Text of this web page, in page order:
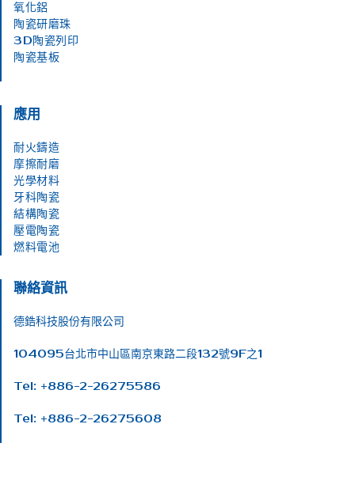
氧化鋁
陶瓷研磨珠
3D陶瓷列印
陶瓷基板
應用
耐火鑄造
摩擦耐磨
光學材料
牙科陶瓷
結構陶瓷
壓電陶瓷
燃料電池
聯絡資訊
德鋯科技股份有限公司
104095台北市中山區南京東路二段132號9F之1
Tel: +886-2-26275586
Tel: +886-2-26275608